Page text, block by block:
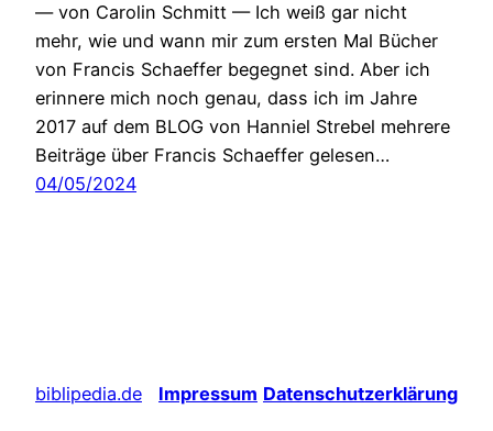
— von Carolin Schmitt — Ich weiß gar nicht
mehr, wie und wann mir zum ersten Mal Bücher
von Francis Schaeffer begegnet sind. Aber ich
erinnere mich noch genau, dass ich im Jahre
2017 auf dem BLOG von Hanniel Strebel mehrere
Beiträge über Francis Schaeffer gelesen…
04/05/2024
biblipedia.de Impressum Datenschutzerklärung